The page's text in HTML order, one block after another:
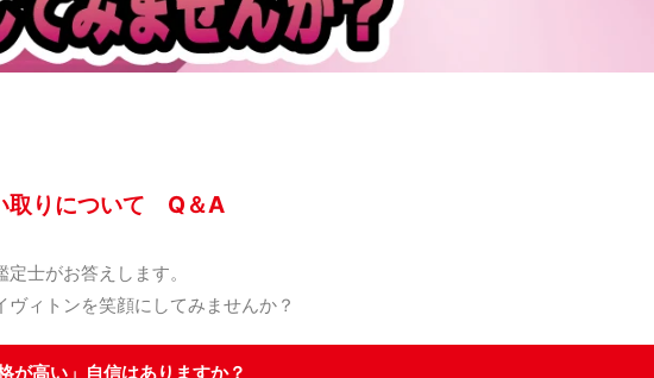
取りについて Q＆A
士がお答えします。
ィトンを笑顔にしてみませんか？
高い」自信はありますか？